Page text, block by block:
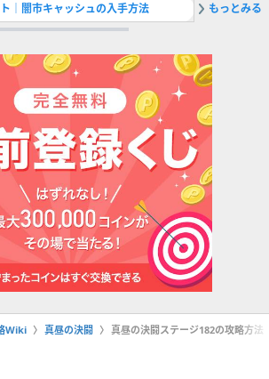
｜闇市キャッシュの入手方法 2本部レ
もっとみる
Wiki 真昼の決闘 真昼の決闘ステージ182の攻略方